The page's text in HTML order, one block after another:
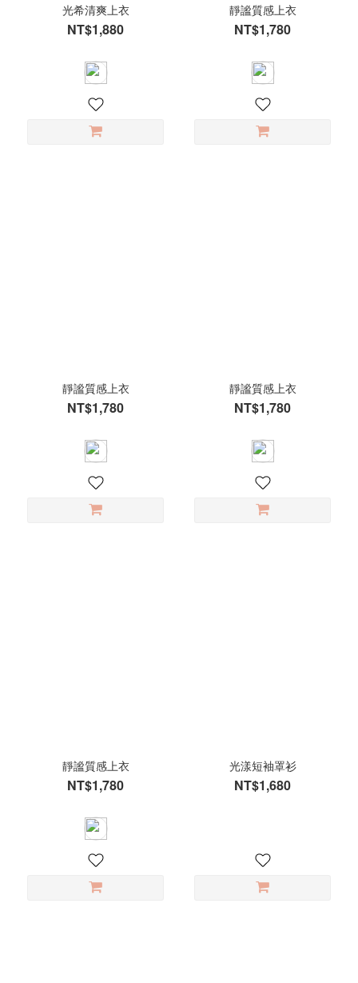
光希清爽上衣
NT$1,880
靜謐質感上衣
NT$1,780
靜謐質感上衣
NT$1,780
靜謐質感上衣
NT$1,780
靜謐質感上衣
NT$1,780
光漾短袖罩衫
NT$1,680